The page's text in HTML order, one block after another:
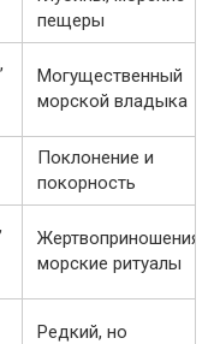
пещеры
Могущественный
морской владыка
Поклонение и
покорность
Жертвоприношения,
морские ритуалы
Редкий, но